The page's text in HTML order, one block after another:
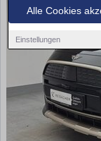
Alle Cookies
Einstellungen